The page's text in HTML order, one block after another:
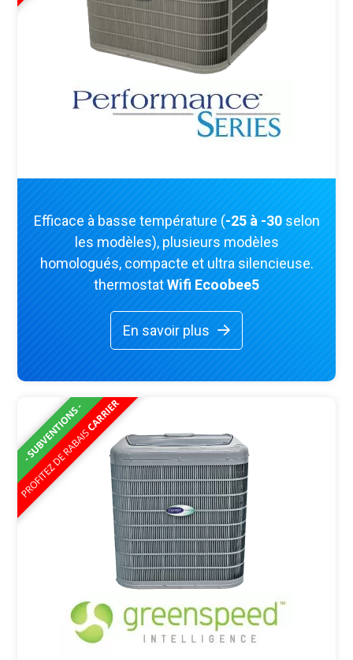
Efficace à basse température (-25 à -30selon
les modèles), plusieurs modèles
homologués, compacte et ultra silencieuse.
thermostatWifi Ecoobee5
En savoir plus